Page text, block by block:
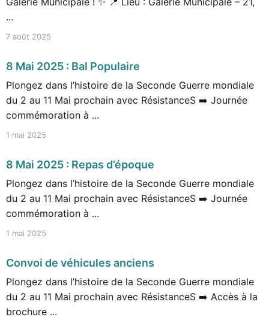
...
7 août 2025
8 Mai 2025 : Bal Populaire
Plongez dans l’histoire de la Seconde Guerre mondiale
du 2 au 11 Mai prochain avec RésistanceS ➡️ Journée
commémoration à ...
1 mai 2025
8 Mai 2025 : Repas d’époque
Plongez dans l’histoire de la Seconde Guerre mondiale
du 2 au 11 Mai prochain avec RésistanceS ➡️ Journée
commémoration à ...
1 mai 2025
Convoi de véhicules anciens
Plongez dans l’histoire de la Seconde Guerre mondiale
du 2 au 11 Mai prochain avec RésistanceS ➡️ Accès à la
brochure ...